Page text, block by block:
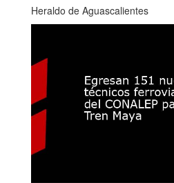
Heraldo de Aguascalientes